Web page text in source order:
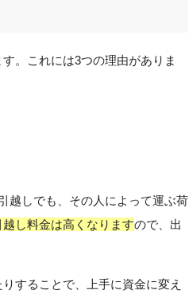
。これには3つの理由がありま
越しでも、その人によって運ぶ荷
し料金は高くなりますので、出
することで、上手に資金に変え